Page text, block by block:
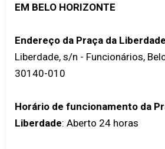
EM BELO HORIZONTE
Endereço da Praça da Liberdade
Liberdade, s/n - Funcionários,
30140-010
Horário de funcionamento da
Liberdade: Aberto 24 horas